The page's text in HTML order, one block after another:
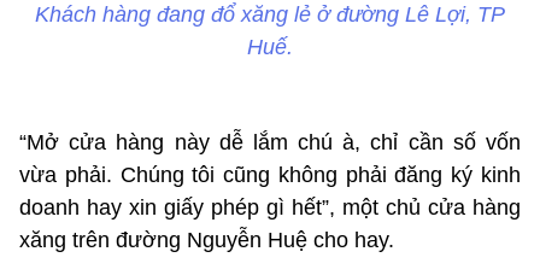
Khách hàng đang đổ xăng lẻ ở đường Lê Lợi, TP
Huế.
“Mở cửa hàng này dễ lắm chú à, chỉ cần số vốn
vừa phải. Chúng tôi cũng không phải đăng ký kinh
doanh hay xin giấy phép gì hết”, một chủ cửa hàng
xăng trên đường Nguyễn Huệ cho hay.